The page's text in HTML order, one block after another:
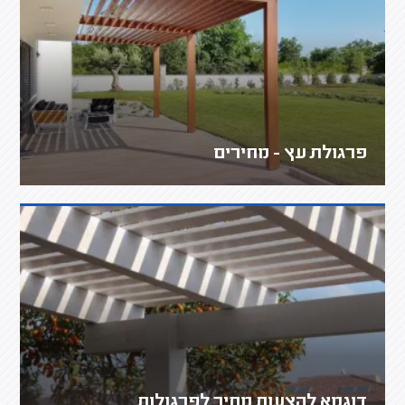
פרגולת עץ - מחירים